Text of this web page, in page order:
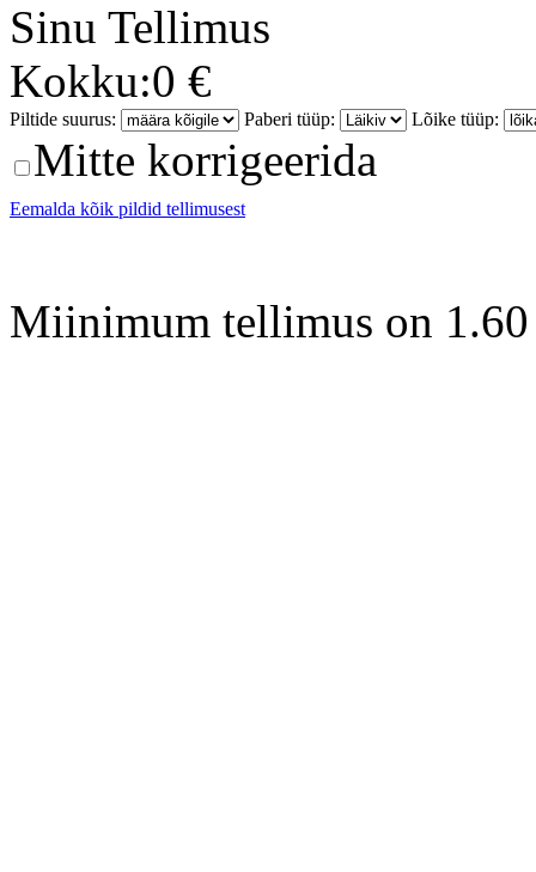
Sinu Tellimus
Kokku:0 €
Piltide suurus: Paberi tüüp: Lõike tüüp:
Mitte korrigeerida
Eemalda kõik pildid tellimusest
Miinimum tellimus on